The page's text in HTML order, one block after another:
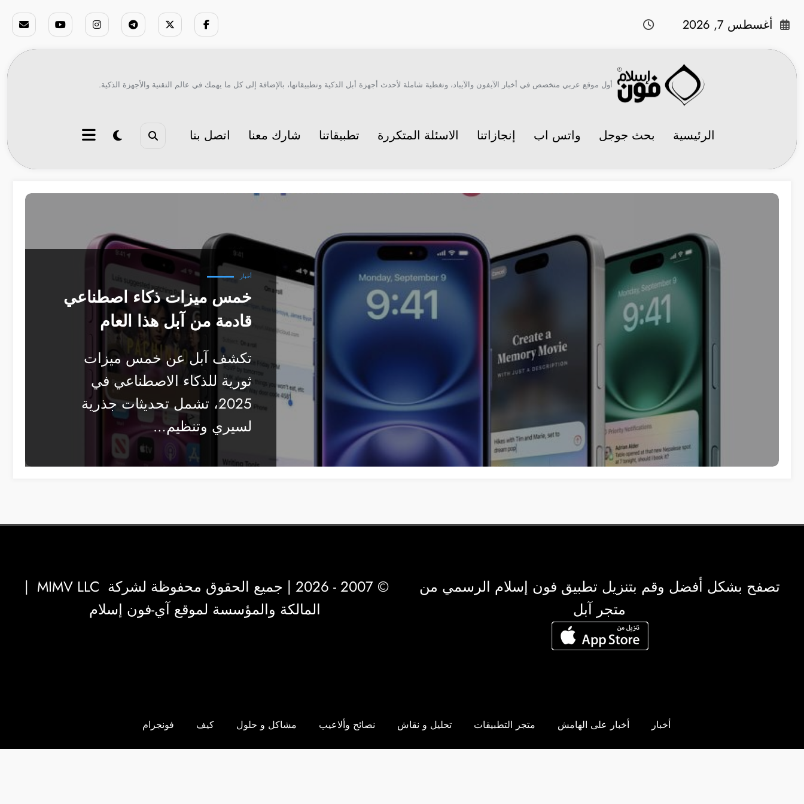
أغسطس 7, 2026
أول موقع عربي متخصص في أخبار الآيفون والآيباد، وتغطية شاملة لأحدث أجهزة أبل الذكية وتطبيقاتها، بالإضافة إلى كل ما يهمك في عالم التقنية والأجهزة الذكية.
الرئيسية بحث جوجل واتس اب إنجازاتنا الاسئلة المتكررة تطبيقاتنا شارك معنا اتصل بنا
أخبار
خمس ميزات ذكاء اصطناعي
قادمة من آبل هذا العام
تكشف آبل عن خمس ميزات
ثورية للذكاء الاصطناعي في
2025، تشمل تحديثات جذرية
لسيري وتنظيم…
تصفح بشكل أفضل وقم بتنزيل تطبيق فون إسلام الرسمي من
متجر آبل
© 2007 - 2026 | جميع الحقوق محفوظة لشركة MIMV LLC
|
المالكة والمؤسسة لموقع آي-فون إسلام
أخبار أخبار على الهامش متجر التطبيقات تحليل و نقاش نصائح وألاعيب مشاكل و حلول كيف فونجرام